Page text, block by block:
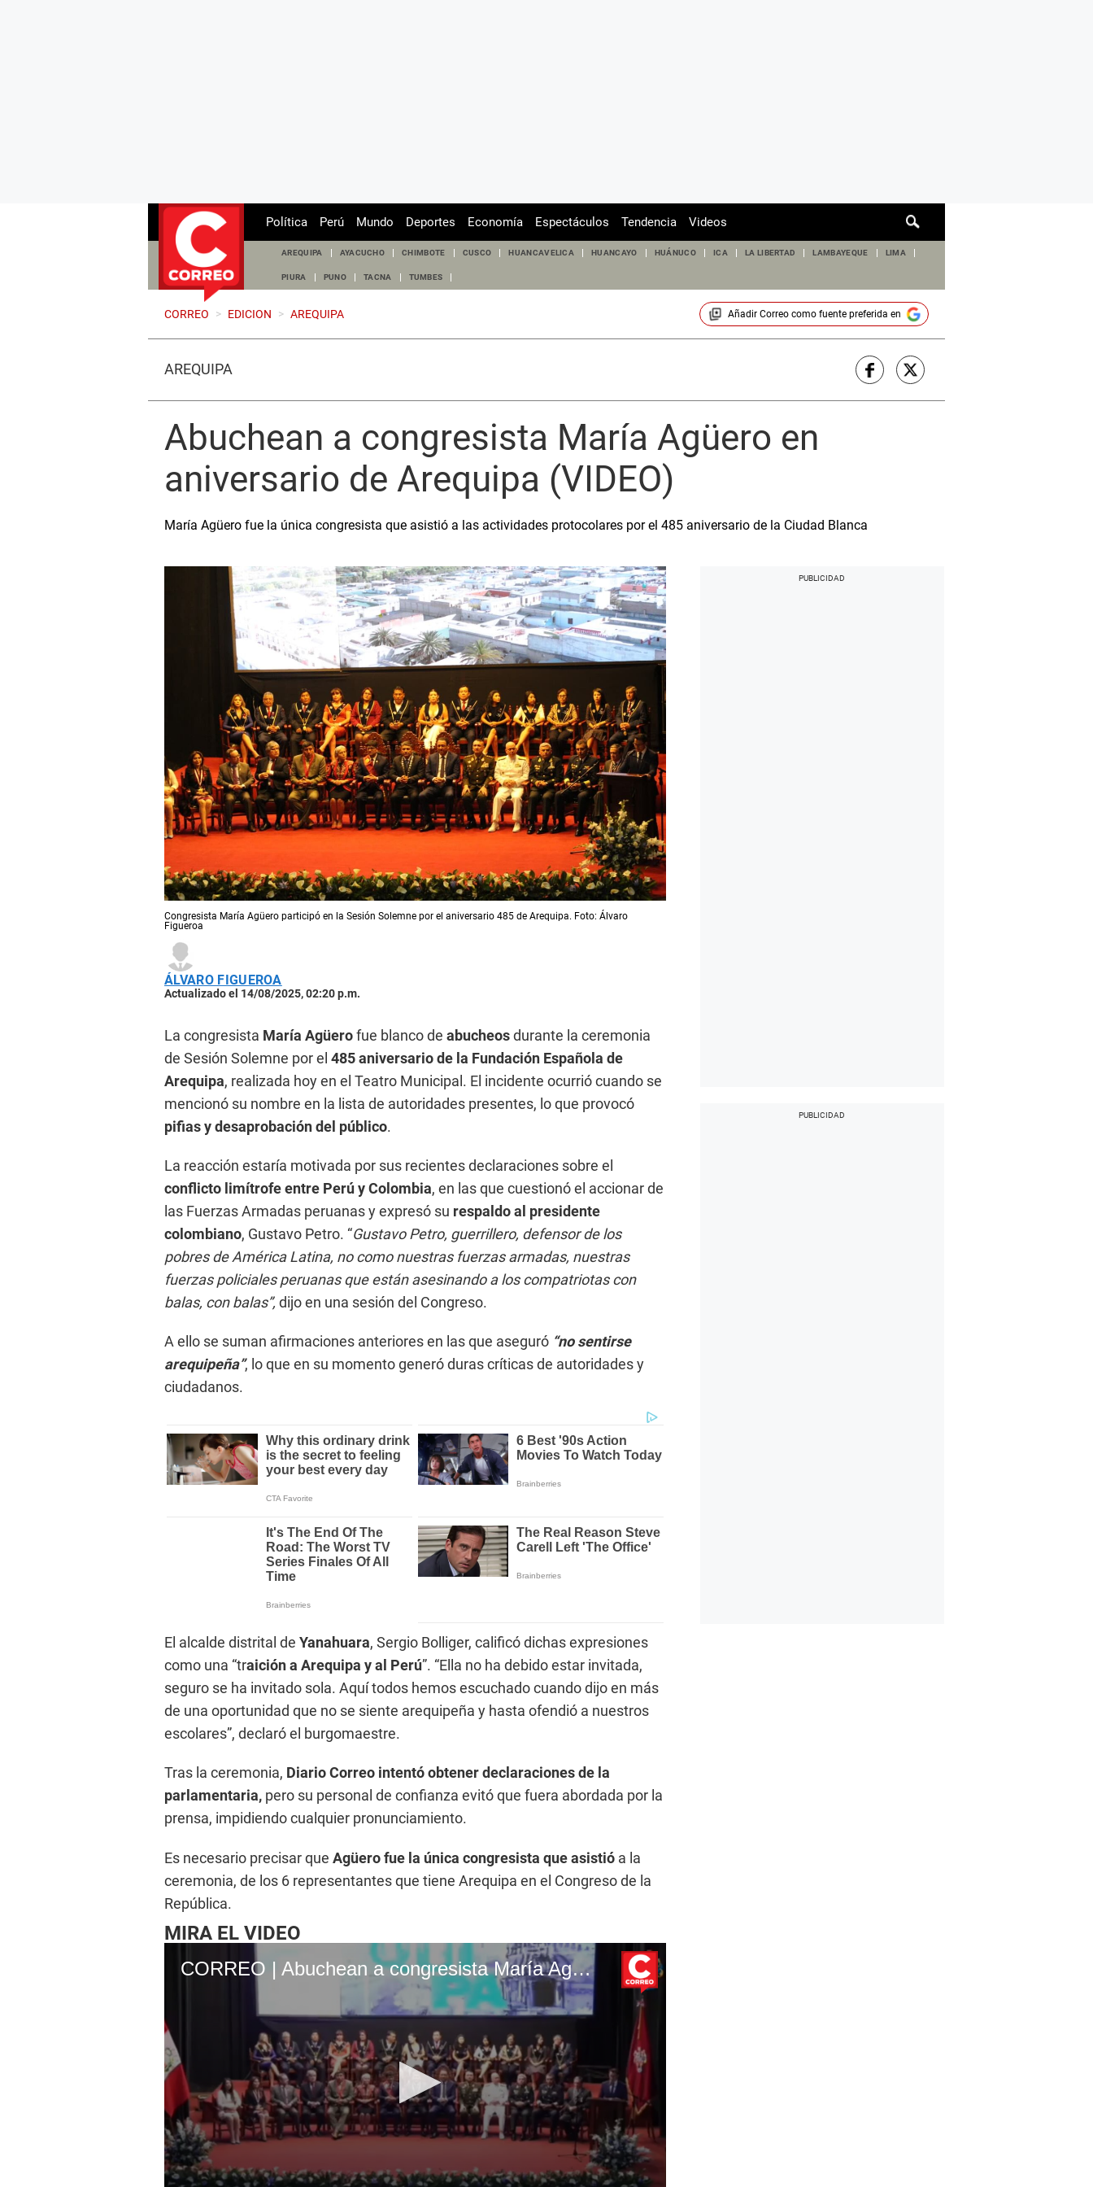
de
Política Perú Mundo Deportes Economía Espectáculos Tendencia Videos
AREQUIPA AYACUCHO CHIMBOTE CUSCO HUANCAVELICA HUANCAYO HUÁNUCO ICA LA LIBERTAD LAMBAYEQUE LIMA
PIURA PUNO TACNA TUMBES
CORREO > EDICION > AREQUIPA Añadir Correocomo fuente preferida en
AREQUIPA
Abuchean a congresista María Agüero en
aniversario de Arequipa (VIDEO)
María Agüero fue la única congresista que asistió a las actividades protocolares por el 485 aniversario de la Ciudad Blanca
Congresista María Agüero participó en la Sesión Solemne por el aniversario 485 de Arequipa. Foto: Álvaro
Figueroa
ÁLVARO FIGUEROA
Actualizado el 14/08/2025, 02:20 p.m.
La congresista María Agüerofue blanco de abucheosdurante la ceremonia
de Sesión Solemne por el 485 aniversario de la Fundación Española de
Arequipa, realizada hoy en el Teatro Municipal. El incidente ocurrió cuando se
mencionó su nombre en la lista de autoridades presentes, lo que provocó
pifias y desaprobación del público.
La reacción estaría motivada por sus recientes declaraciones sobre el
conflicto limítrofe entre Perú y Colombia, en las que cuestionó el accionar de
las Fuerzas Armadas peruanas y expresó su respaldo al presidente
colombiano, Gustavo Petro. “Gustavo Petro, guerrillero, defensor de los
pobres de América Latina, no como nuestras fuerzas armadas, nuestras
fuerzas policiales peruanas que están asesinando a los compatriotas con
balas, con balas”, dijo en una sesión del Congreso.
A ello se suman afirmaciones anteriores en las que aseguró “no sentirse
arequipeña”, lo que en su momento generó duras críticas de autoridades y
ciudadanos.
El alcalde distrital de Yanahuara, Sergio Bolliger, calificó dichas expresiones
como una “traición a Arequipa y al Perú”. “Ella no ha debido estar invitada,
seguro se ha invitado sola. Aquí todos hemos escuchado cuando dijo en más
de una oportunidad que no se siente arequipeña y hasta ofendió a nuestros
escolares”, declaró el burgomaestre.
Tras la ceremonia, Diario Correo intentó obtener declaraciones de la
parlamentaria, pero su personal de confianza evitó que fuera abordada por la
prensa, impidiendo cualquier pronunciamiento.
Es necesario precisar que Agüero fue la única congresista que asistió a la
ceremonia, de los 6 representantes que tiene Arequipa en el Congreso de la
República.
MIRA EL VIDEO
CORREO | Abuchean a congresista María Agüero